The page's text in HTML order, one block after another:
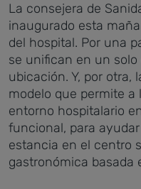
La consejera de
inaugurado esta
del hospital. Por una
se unifican en un
ubicación. Y, por
modelo que permite
entorno hospitalario
funcional, para
estancia en el centro
gastronómica basada